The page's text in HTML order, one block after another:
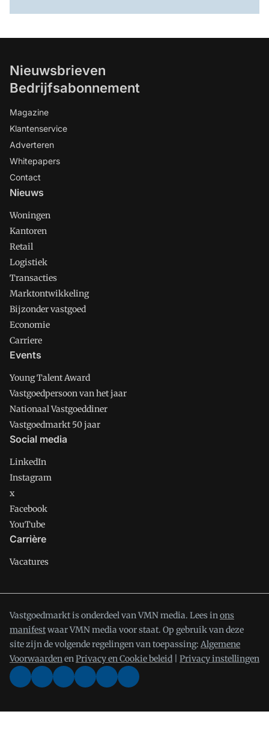
Nieuwsbrieven
Bedrijfsabonnement
Magazine
Klantenservice
Adverteren
Whitepapers
Contact
Nieuws
Woningen
Kantoren
Retail
Logistiek
Transacties
Marktontwikkeling
Bijzonder vastgoed
Economie
Carriere
Events
Young Talent Award
Vastgoedpersoon van het jaar
Nationaal Vastgoeddiner
Vastgoedmarkt 50 jaar
Social media
LinkedIn
Instagram
x
Facebook
YouTube
Carrière
Vacatures
Vastgoedmarkt is onderdeel van VMN media. Lees inons
manifestwaar VMN media voor staat. Op gebruik van deze
site zijn de volgende regelingen van toepassing: Algemene
VoorwaardenenPrivacy en Cookie beleid Privacy instellingen